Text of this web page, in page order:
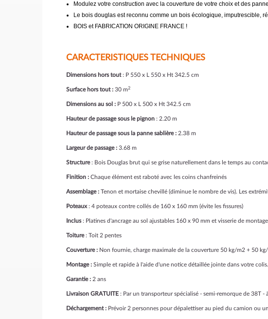
Modulez votre construction avec la couverture de votre choix et des
Le bois douglas est reconnu comme un bois écologique, imputrescible,
BOIS et FABRICATION ORIGINE FRANCE !
CARACTERISTIQUES TECHNIQUES
Dimensions hors tout: P 550 x L 550 x Ht 342.5 cm
Surface hors tout : 30 m2
Dimensions au sol : P 500 x L 500 x Ht 342.5 cm
Hauteur de passage sous le pignon : 2.20 m
Hauteur de passage sous la panne sablière : 2.38 m
Largeur de passage : 3.68 m
Structure: Bois Douglas brut qui se grise naturellement dans le temps au
Finition : Chaque élément est raboté avec les coins chanfreinés
Assemblage : Tenon et mortaise chevillé (diminue le nombre de vis). Les
Poteaux: 4 poteaux contre collés de 160 x 160 mm (évite les fissures)
Inclus: Platines d'ancrage au sol ajustables 160 x 90 mm et visserie de montage
Toiture: Toit 2 pentes
Couverture : Non fournie, charge maximale de la couverture 50 kg/m2 + 50
Montage : Simple et rapide à l'aide d'une notice détaillée jointe dans votre
Garantie : 2 ans
Livraison GRATUITE : Par un transporteur spécialisé - semi-remorque de 38T -
Déchargement : Prévoir 2 personnes pour dépalettiser au pied du camion ou